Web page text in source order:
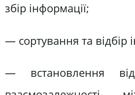
збір інформації;
— сортування та відбір
— встановлення